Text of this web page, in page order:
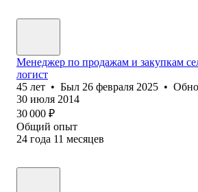
Менеджер по продажам и закупкам
логист
45 лет • Был 26 февраля 2025 •
30 июля 2014
30 000 ₽
Общий опыт
24 года 11 месяцев